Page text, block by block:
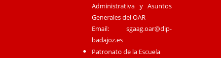
Administrativa y Asuntos
Generales del OAR
Email:sgaag.oar@dip-
badajoz.es
Patronato de la Escuela